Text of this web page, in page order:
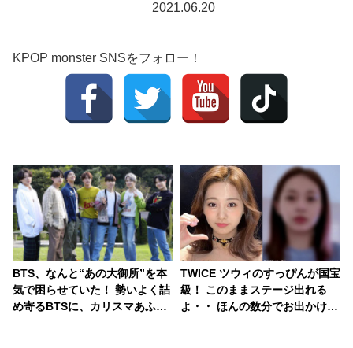
2021.06.20
KPOP monster SNSをフォロー！
BTS、なんと“あの大御所”を本
気で困らせていた！ 勢いよく詰
め寄るBTSに、カリスマあふれ
TWICE ツウィのすっぴんが国宝
級！ このままステージ出れる
よ・・ ほんの数分でお出かけの